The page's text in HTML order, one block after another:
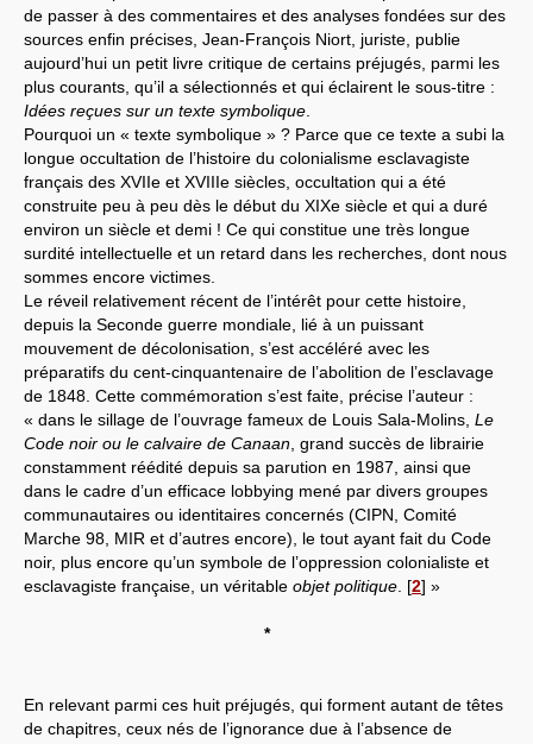
de passer à des commentaires et des analyses fondées sur des
sources enfin précises, Jean-François Niort, juriste, publie
aujourd’hui un petit livre critique de certains préjugés, parmi les
plus courants, qu’il a sélectionnés et qui éclairent le sous-titre :
Idées reçues sur un texte symbolique
Pourquoi un « texte symbolique » ? Parce que ce texte a subi la
longue occultation de l’histoire du colonialisme esclavagiste
français des XVIIe et XVIIIe siècles, occultation qui a été
construite peu à peu dès le début du XIXe siècle et qui a duré
environ un siècle et demi ! Ce qui constitue une très longue
surdité intellectuelle et un retard dans les recherches, dont nous
sommes encore victimes.
Le réveil relativement récent de l’intérêt pour cette histoire,
depuis la Seconde guerre mondiale, lié à un puissant
mouvement de décolonisation, s’est accéléré avec les
préparatifs du cent-cinquantenaire de l’abolition de l’esclavage
de 1848. Cette commémoration s’est faite, précise l’auteur :
« dans le sillage de l’ouvrage fameux de Louis Sala-Molins, Le
Code noir ou le calvaire de Canaan , grand succès de librairie
constamment réédité depuis sa parution en 1987, ainsi que
dans le cadre d’un efficace lobbying mené par divers groupes
communautaires ou identitaires concernés (CIPN, Comité
Marche 98, MIR et d’autres encore), le tout ayant fait du Code
noir, plus encore qu’un symbole de l’oppression colonialiste et
esclavagiste française, un véritable objet politique [2] »
*
En relevant parmi ces huit préjugés, qui forment autant de têtes
de chapitres, ceux nés de l’ignorance due à l’absence de